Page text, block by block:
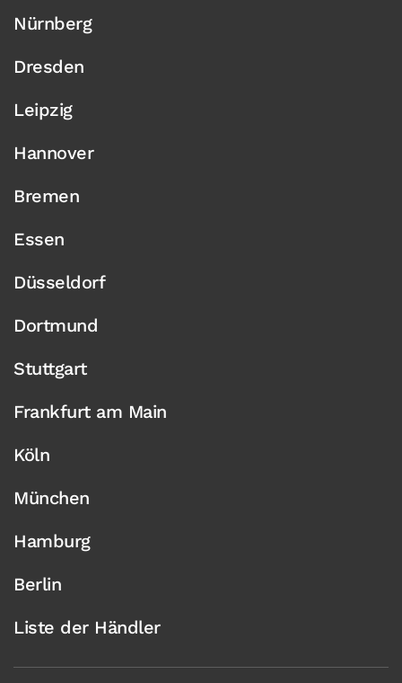
Nürnberg
Dresden
Leipzig
Hannover
Bremen
Essen
Düsseldorf
Dortmund
Stuttgart
Frankfurt am Main
Köln
München
Hamburg
Berlin
Liste der Händler